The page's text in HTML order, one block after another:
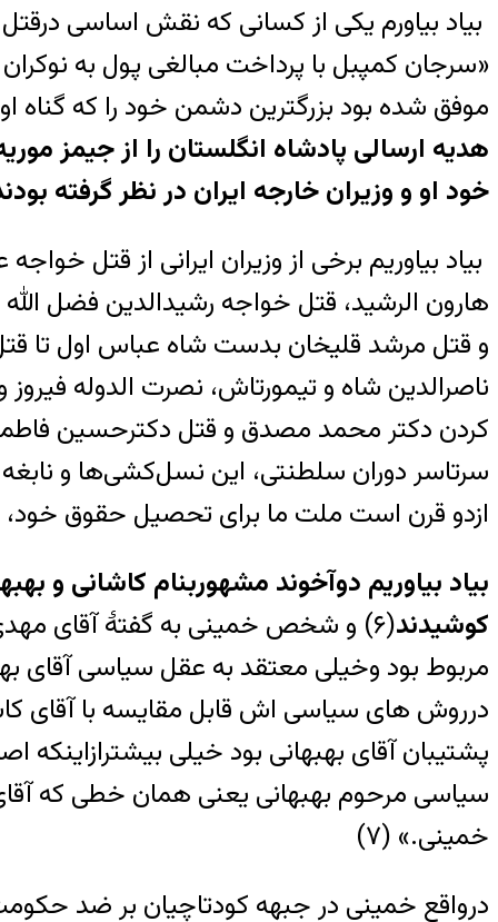
بیاد بیاورم یکی از کسانی که نقش اساسی
«سرجان کمپبل با پرداخت مبالغی پول به
موفق شده بود بزرگترین دشمن خود را که گناه
هدیه ارسالی پادشاه انگلستان را از جیمز
خود او و وزیران خارجه ایران در نظر گرفته
بیاد بیاوریم برخی از وزیران ایرانی از قتل
هارون الرشید، قتل خواجه رشیدالدین فضل
و قتل مرشد قلیخان بدست شاه عباس اول تا
ناصرالدین شاه و تیمورتاش، نصرت الدوله
کردن دکتر محمد مصدق و قتل دکترحسین فاطمی
ازدو قرن است ملت ما برای تحصیل حقوق
بیاد بیاوریم دوآخوند مشهوربنام کاشانی
کوشیدند (۶) و شخص خمینی به گفتۀ آقای مهدی
مربوط بود وخیلی معتقد به عقل سیاسی آقای
درروش های سیاسی اش قابل مقایسه با آقای
پشتیبان آقای بهبهانی بود خیلی
سیاسی مرحوم بهبهانی یعنی همان خطی که
خمینی.» (۷)
درواقع خمینی در جبهه کودتاچیان بر ضد